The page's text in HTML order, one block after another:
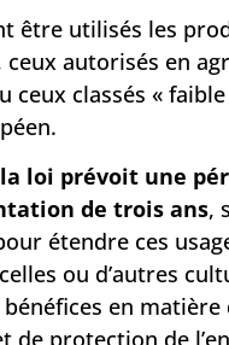
être utilisés les
ceux autorisés en
ceux classés «
la loi prévoit une
de trois ans,
étendre ces
ou d’autres
bénéfices en matière
de protection de